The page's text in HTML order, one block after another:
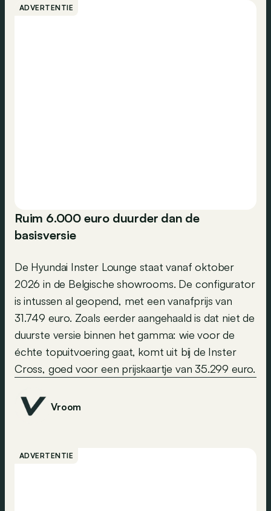
ADVERTENTIE
Ruim 6.000 euro duurder dan de
basisversie
De Hyundai Inster Lounge staat vanaf oktober
2026 in de Belgische showrooms. De configurator
is intussen al geopend, met een vanafprijs van
31.749 euro. Zoals eerder aangehaald is dat niet de
duurste versie binnen het gamma: wie voor de
échte topuitvoering gaat, komt uit bij de Inster
Cross, goed voor een prijskaartje van 35.299 euro.
Vroom
ADVERTENTIE